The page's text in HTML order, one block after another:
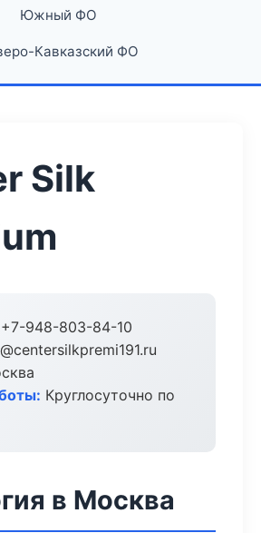
Южный ФО
Кавказский ФО
Silk
+7-948-803-84-10
Круглосуточно по
в Москва